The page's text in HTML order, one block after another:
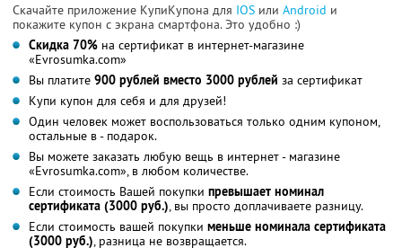
Скачайте приложение КупиКупона для IOS или Android и
покажите купон с экрана смартфона. Это удобно :)
Скидка 70% на сертификат в интернет-магазине
«Evrosumka.com»
Вы платите 900 рублей вместо 3000 рублей за сертификат
Купи купон для себя и для друзей!
Один человек может воспользоваться только одним купоном,
остальные в - подарок.
Вы можете заказать любую вещь в интернет - магазине
«Evrosumka.com», в любом количестве.
Если стоимость Вашей покупки превышает номинал
сертификата (3000 руб.), вы просто доплачиваете разницу.
Если стоимость вашей покупки меньше номинала сертификата
(3000 руб.), разница не возвращается.